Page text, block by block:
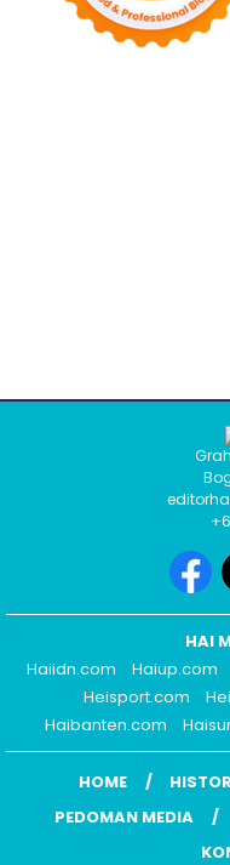
HAI
Haiidn.com
Haiup.com
Heisport.com
Haibanten.com
HOME
PEDOMAN MEDIA